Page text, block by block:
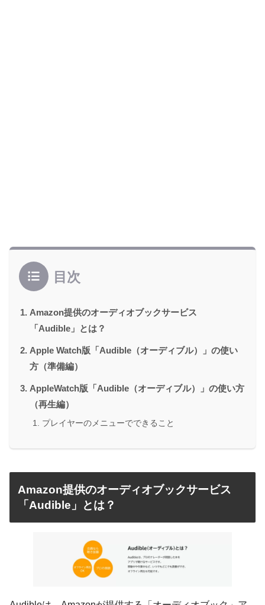
目次
Amazon提供のオーディオブックサービス
「Audible」とは？
Apple Watch版「Audible（オーディブル）」の使い
方（準備編）
AppleWatch版「Audible（オーディブル）」の使い方
（再生編）
プレイヤーのメニューでできること
Amazon提供のオーディオブックサービス
「Audible」とは？